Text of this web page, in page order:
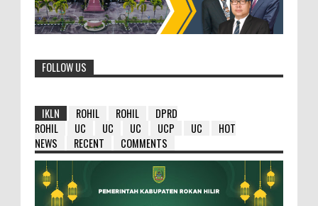
FOLLOW US
IKLN ROHIL ROHIL
DPRD
ROHIL
UC UC UC UCP UC
HOT
NEWS
RECENT COMMENTS